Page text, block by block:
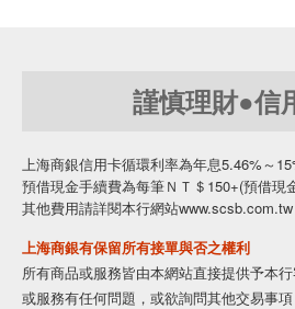
謹慎理財●信
上海商銀信用卡循環利率為年息5.46%～
預借現金手續費為每筆ＮＴ＄150+(預借現
其他費用請詳閱本行網站www.scsb.com.tw
上海商銀有保留所有接單與否之權利
所有商品或服務皆由本網站直接提供予本
或服務有任何問題，或欲詢問其他交易事